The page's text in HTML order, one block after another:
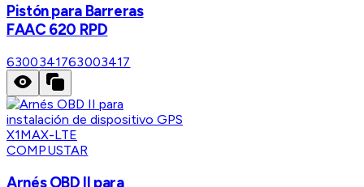
Pistón para Barreras
FAAC 620 RPD
6300341763003417
COMPUSTAR
Arnés OBD II para